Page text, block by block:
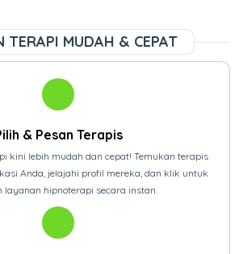
TERAPI MUDAH & CEPAT
& Pesan Terapis
kini lebih mudah dan cepat! Temukan terapis
Anda, jelajahi profil mereka, dan klik untuk
layanan hipnoterapi secara instan.